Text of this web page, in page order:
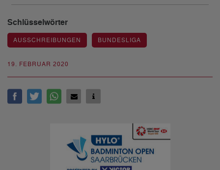
19. FEBRUAR 2020
Schlüsselwörter
AUSSCHREIBUNGEN BUNDESLIGA